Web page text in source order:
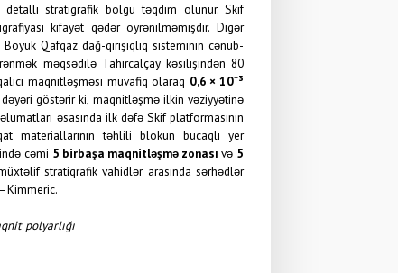
detallı stratigrafik bölgü təqdim olunur. Skif
kifayət qədər öyrənilməmişdir. Digər
Qafqaz dağ-qırışıqlıq sisteminin cənub-
məqsədilə Tahircalçay kəsilişindən 80
maqnitləşməsi müvafiq olaraq 0,6 × 10⁻³
göstərir ki, maqnitləşmə ilkin vəziyyətinə
əsasında ilk dəfə Skif platformasının
materiallarının təhlili blokun bucaqlı yer
cəmi 5 birbaşa maqnitləşmə zonası və 5
stratiqrafik vahidlər arasında sərhədlər
polyarlığı